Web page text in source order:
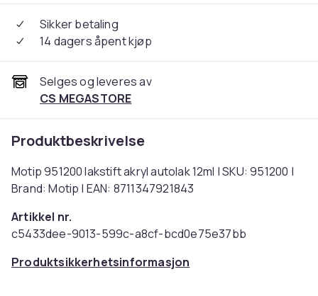
Sikker betaling
14 dagers åpent kjøp
Selges og leveres av
CS MEGASTORE
Produktbeskrivelse
Motip 951200 lakstift akryl autolak 12ml | SKU: 951200 |
Brand: Motip | EAN: 8711347921843
Artikkel nr.
c5433dee-9013-599c-a8cf-bcd0e75e37bb
Produktsikkerhetsinformasjon